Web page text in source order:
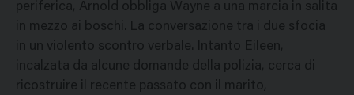
periferica, Arnold obbliga Wayne a una marcia in salita
in mezzo ai boschi. La conversazione tra i due sfocia
in un violento scontro verbale. Intanto Eileen,
incalzata da alcune domande della polizia, cerca di
ricostruire il recente passato con il marito,